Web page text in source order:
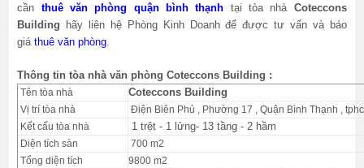
cần thuê văn phòng quận bình thạnh tại tòa nhà Coteccons
Building hãy liên hệ Phòng Kinh Doanh để được tư vấn và báo
giáthuê văn phòng
Thông tin tòa nhà văn phòng Coteccons Building :
Tên tòa nhà Coteccons Building
Vị trí tòa nhà
Điện Biên Phủ , Phường 17 , Quận Bình Thạnh ,
Kết cấu tòa nhà
1 trệt - 1 lửng- 13 tầng - 2 hầm
Diện tích sàn
700 m2
Tổng diện tích
9800 m2